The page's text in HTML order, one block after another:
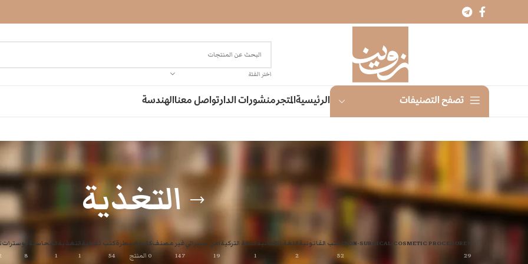
اختر الفئة
تصفح التصنيفات الرئيسيةالمتجرمنشورات الدارتواصل معناالهندسة
التغذية
NON-SURGICAL COSMETIC PROCEDURES
29
الكتب القانونية
52
اللغة الالمانية
2
اللغة التركية
1
امن سيبراني
19
غير مصنف
147
كتب البيطرة
0 المنتج
كتب ثقافية
54
التغذية
1
المحاسبة
1
بوسترات
8